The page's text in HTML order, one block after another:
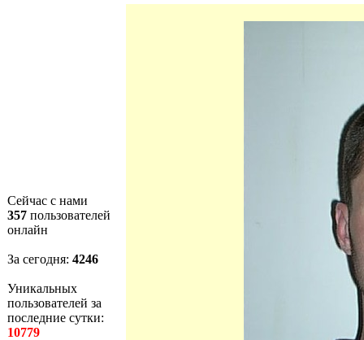
Сейчас с нами
357 пользователей
онлайн
За сегодня: 4246
Уникальных
пользователей за
последние сутки:
10779